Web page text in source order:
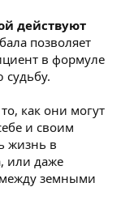
действуют
позволяет
в формуле
как они могут
и своим
жизнь в
или даже
между земными